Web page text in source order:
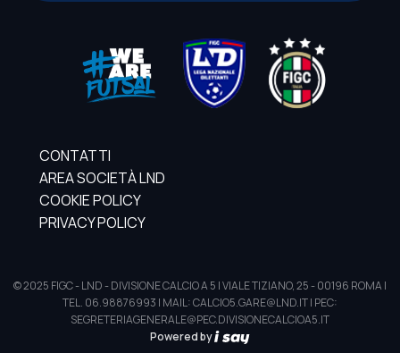
CONTATTI
AREA SOCIETÀ LND
COOKIE POLICY
PRIVACY POLICY
© 2025 FIGC - LND - DIVISIONE CALCIO A 5 | VIALE TIZIANO, 25 - 00196 ROMA |
TEL. 06.98876993 | MAIL: CALCIO5.GARE@LND.IT | PEC:
SEGRETERIAGENERALE@PEC.DIVISIONECALCIOA5.IT
Powered by